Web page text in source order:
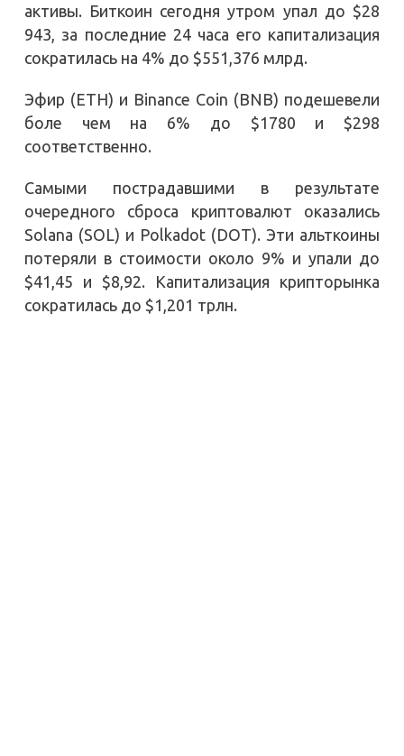
активы. Биткоин сегодня утром упал до $28
943, за последние 24 часа его капитализация
сократилась на 4% до $551,376 млрд.
Эфир (ETH) и Binance Coin (BNB) подешевели
боле чем на 6% до $1780 и $298
соответственно.
Самыми пострадавшими в результате
очередного сброса криптовалют оказались
Solana (SOL) и Polkadot (DOT). Эти альткоины
потеряли в стоимости около 9% и упали до
$41,45 и $8,92. Капитализация крипторынка
сократилась до $1,201 трлн.